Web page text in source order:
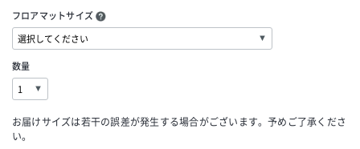
フロアマットサイズ
数量
お届けサイズは若干の誤差が発生する場合がございます。予めご了承くださ
い。